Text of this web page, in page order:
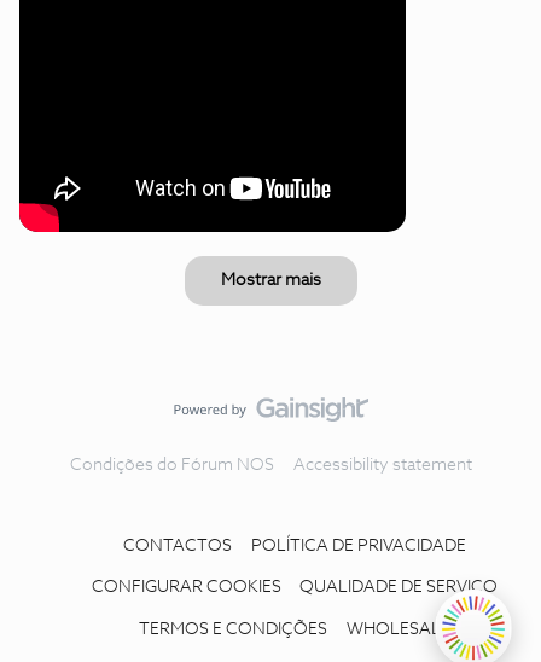
Mostrar mais
Condições do Fórum NOS Accessibility statement
CONTACTOS POLÍTICA DE PRIVACIDADE
CONFIGURAR COOKIES QUALIDADE DE SERVIÇO
TERMOS E CONDIÇÕES WHOLESALE